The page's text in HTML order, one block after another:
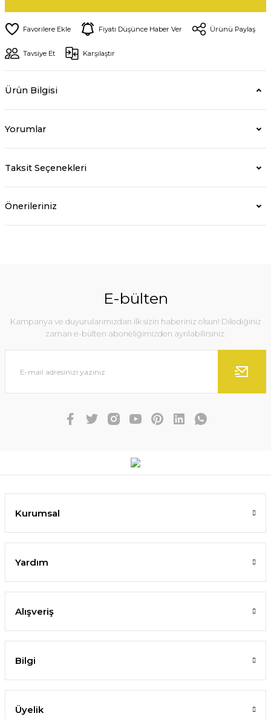
Fiyatı Düşünce Haber Ver Ürünü Paylaş
Tavsiye Et Karşılaştır
Ürün Bilgisi
Yorumlar
Taksit Seçenekleri
Önerileriniz
E-bülten
Kampanya ve duyurularımızdan ilk sizin haberiniz olsun! Dilediğiniz
zaman e-bülten aboneliğimizden ayrılabilirsiniz.
Kurumsal
Yardım
Alışveriş
Bilgi
Üyelik